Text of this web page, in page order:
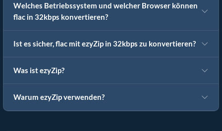
Welches Betriebssystem und welcher Browser können
flac in 32kbps konvertieren?
Ist es sicher, flac mit ezyZip in 32kbps zu konvertieren?
Was ist ezyZip?
Warum ezyZip verwenden?